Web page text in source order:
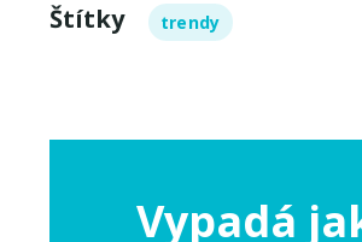
Štítky trendy
Vypadá